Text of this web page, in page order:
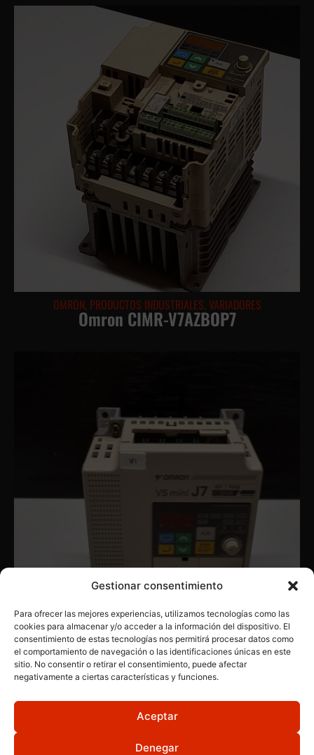
Gestionar consentimiento
Para ofrecer las mejores experiencias, utilizamos tecnologías como las
cookies para almacenar y/o acceder a la información del dispositivo. El
consentimiento de estas tecnologías nos permitirá procesar datos como
el comportamiento de navegación o las identificaciones únicas en este
sitio. No consentir o retirar el consentimiento, puede afectar
negativamente a ciertas características y funciones.
Aceptar
Denegar
OMRON, PRODUCTOS INDUSTRIALES, VARIADORES
Omron CIMR-V7AZBOP7
OMRON,PRODUCTOS INDUSTRIALES,VARIADORES
Omron CIMR-J7AZ40P4